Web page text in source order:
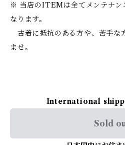
※ 当店のITEMは全てメンテナン
なります。
古着に抵抗のある方や、苦手な
ませ。
International
Sold